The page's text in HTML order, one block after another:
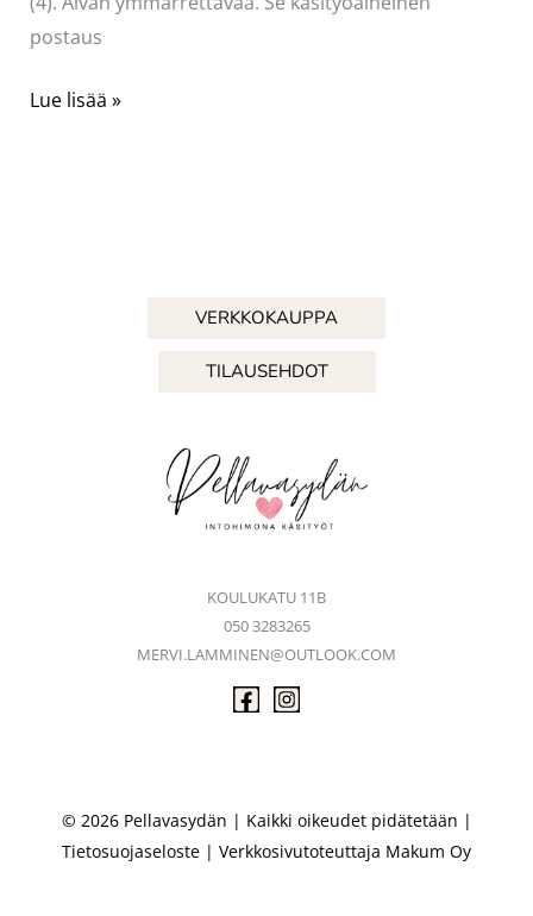
postaus
Juhla-
Lue lisää »
VERKKOKAUPPA
TILAUSEHDOT
KOULUKATU 11B
050 3283265
MERVI.LAMMINEN@OUTLOOK.COM
© 2026 Pellavasydän | Kaikki oikeudet pidätetään |
Tietosuojaseloste | Verkkosivutoteuttaja Makum Oy